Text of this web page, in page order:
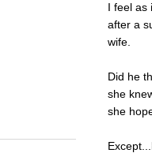
I feel as
after a
wife.
Did he
she
she